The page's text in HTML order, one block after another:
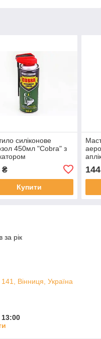
силіконове
450мл "Cobra" з
₴
Купити
144
за рік
Вінниця, Україна